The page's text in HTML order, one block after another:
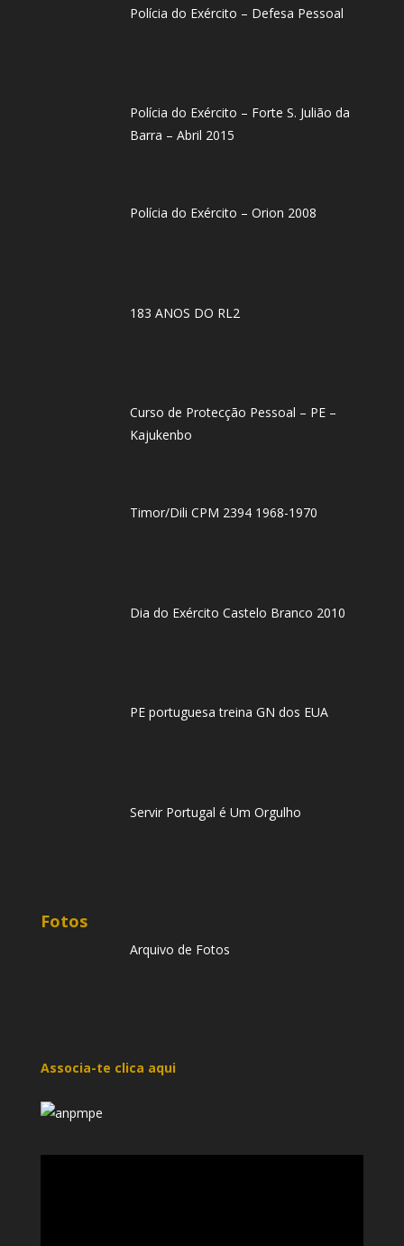
Polícia do Exército – Defesa Pessoal
Polícia do Exército – Forte S. Julião da
Barra – Abril 2015
Polícia do Exército – Orion 2008
183 ANOS DO RL2
Curso de Protecção Pessoal – PE –
Kajukenbo
Timor/Dili CPM 2394 1968-1970
Dia do Exército Castelo Branco 2010
PE portuguesa treina GN dos EUA
Servir Portugal é Um Orgulho
Fotos
Arquivo de Fotos
Associa-te clica aqui